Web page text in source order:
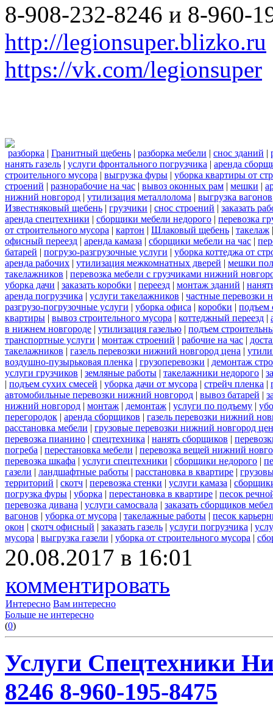
8-908-232-8246 и 8-960-
http://legionsuper.blizko.ru
https://vk.com/legionsuper
разборка | Гранитный щебень | разборка мебели | снос зданий |
нанять газель | услуги фронтального погрузчика | аренда
строительного мусора | выгрузка фуры | уборка квартиры от
строений | разнорабочие на час | вывоз оконных рам | мешки |
нижний новгород | утилизация металлолома | выгрузка вагонов
Известняковый щебень | грузчики | снос строений | заказать
аренда спецтехники | сборщики мебели недорого | перевозка
от строительного мусора | картон | Шлаковый щебень | такелаж
офисный переезд | аренда камаза | сборщики мебели на час |
батарей | погрузо-разгрузочные услуги | уборка коттеджа от
аренда рабочих | утилизация межкомнатных дверей | мешки
такелажников | перевозка мебели с грузчиками нижний
уборка дачи | заказать коробки | переезд | монтаж зданий |
аренда погрузчика | услуги такелажников | частные перевозки
разгрузо-погрузочные услуги | уборка офиса | коробки | подъем
квартиры | вывоз строительного мусора | коттеджный переезд |
в нижнем новгороде | утилизация газелью | подъем
транспортные услуги | монтаж строений | рабочие на час |
такелажников | газель перевозки нижний новгород цена |
воздушно-пузырьковая пленка | грузоперевозки | демонтаж
услуги грузчиков | земляные работы | такелажники недорого |
| подъем сухих смесей | уборка дачи от мусора | стрейч пленка |
автомобильные перевозки нижний новгород | вывоз батарей |
нижний новгород | монтаж | демонтаж | услуги по подъему |
перегородок | аренда сборщиков | газель перевозки нижний
расстановка мебели | грузовые перевозки нижний новгород
перевозка пианино | спецтехника | нанять сборщиков |
погреба | перестановка мебели | перевозка вещей нижний
перевозка шкафа | услуги спецтехники | сборщики недорого |
газели | ландшафтные работы | расстановка в квартире |
территорий | скотч | перевозка стенки | услуги камаза |
погрузка фуры | уборка | перестановка в квартире | песок
перевозка дивана | услуги самосвала | заказать сборщиков
вагонов | уборка от мусора | такелажные работы | песок
окон | скотч офисный | заказать газель | услуги погрузчика |
мусора | выгрузка газели | уборка от строительного мусора |
20.08.2017 в 16:01
комментировать
Интересно Вам интересно
Больше не интересно
(0)
Услуги Спецтехники
8246 8-960-195-8475